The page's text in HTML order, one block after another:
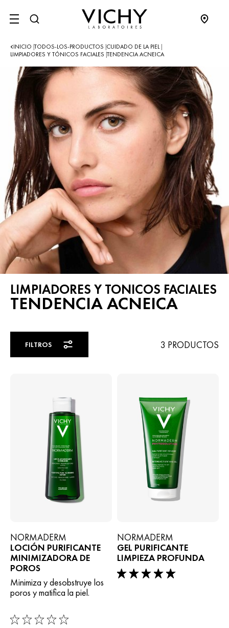
SITE MENU
INICIO TODOS-LOS-PRODUCTOS CUIDADO DE LA PIEL
LIMPIADORES Y TÓNICOS FACIALES TENDENCIA ACNEICA
LIMPIADORES Y TONICOS FACIALES
TENDENCIA ACNEICA
FILTROS 3 PRODUCTOS
NORMADERM
LOCIÓN PURIFICANTE
MINIMIZADORA DE
POROS
Minimiza y desobstruye los
poros y matifica la piel.
0/5
NORMADERM
GEL PURIFICANTE
LIMPIEZA PROFUNDA
5/5